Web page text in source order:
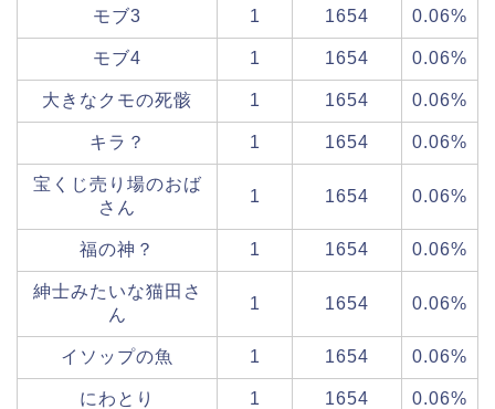
モブ3 1 1654 0.06%
モブ4 1 1654 0.06%
大きなクモの死骸 1 1654 0.06%
キラ？ 1 1654 0.06%
宝くじ売り場のおば
さん
1 1654 0.06%
福の神？ 1 1654 0.06%
紳士みたいな猫田さ
ん
1 1654 0.06%
イソップの魚 1 1654 0.06%
にわとり 1 1654 0.06%